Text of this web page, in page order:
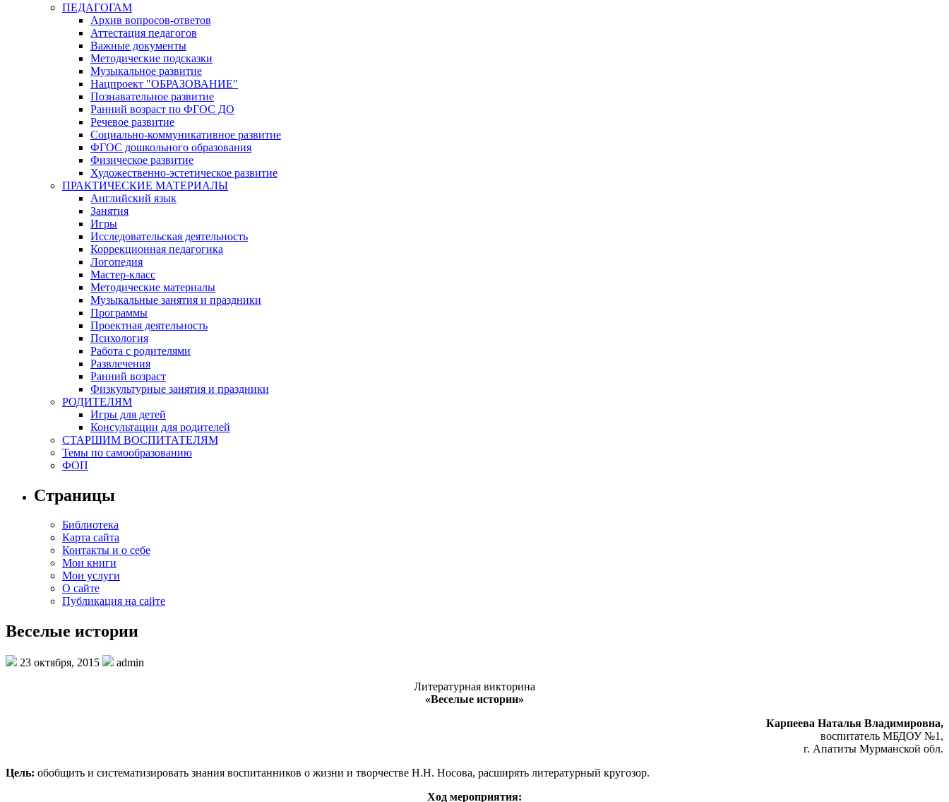
ПЕДАГОГАМ
Архив вопросов-ответов
Аттестация педагогов
Важные документы
Методические подсказки
Музыкальное развитие
Нацпроект "ОБРАЗОВАНИЕ"
Познавательное развитие
Ранний возраст по ФГОС ДО
Речевое развитие
Социально-коммуникативное развитие
ФГОС дошкольного образования
Физическое развитие
Художественно-эстетическое развитие
ПРАКТИЧЕСКИЕ МАТЕРИАЛЫ
Английский язык
Занятия
Игры
Исследовательская деятельность
Коррекционная педагогика
Логопедия
Мастер-класс
Методические материалы
Музыкальные занятия и праздники
Программы
Проектная деятельность
Психология
Работа с родителями
Развлечения
Ранний возраст
Физкультурные занятия и праздники
РОДИТЕЛЯМ
Игры для детей
Консультации для родителей
СТАРШИМ ВОСПИТАТЕЛЯМ
Темы по самообразованию
ФОП
Страницы
Библиотека
Карта сайта
Контакты и о себе
Мои книги
Мои услуги
О сайте
Публикация на сайте
Веселые истории
23 октября, 2015
admin
Литературная викторина
«Веселые истории»
Карпеева Наталья Владимировна,
воспитатель МБДОУ №1,
г. Апатиты Мурманской обл.
Цель: обобщить и систематизировать знания воспитанников о жизни и творчестве Н.Н. Носова, расширять литературный кругозор.
Ход мероприятия: